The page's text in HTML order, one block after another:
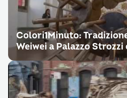
Colori1Minuto:
Weiwei a Palazzo Strozzi